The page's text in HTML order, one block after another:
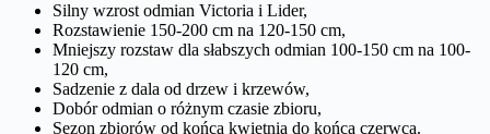
Silny wzrost odmian Victoria i Lider,
Rozstawienie 150-200 cm na 120-150 cm,
Mniejszy rozstaw dla słabszych odmian 100-150 cm na 100-
120 cm,
Sadzenie z dala od drzew i krzewów,
Dobór odmian o różnym czasie zbioru,
Sezon zbiorów od końca kwietnia do końca czerwca.